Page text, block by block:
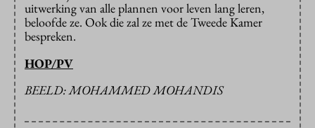
uitwerking van alle plannen voor leven lang leren,
beloofde ze. Ook die zal ze met de Tweede Kamer
bespreken.
HOP/PV
BEELD: MOHAMMED MOHANDIS